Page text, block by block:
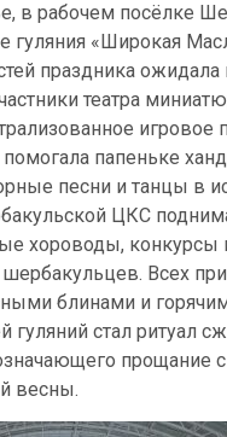
в рабочем посёлке
гуляния «Широкая
праздника
театра
игровое
папеньке
песни и танцы в
ЦКС
хороводы,
Всех
блинами и
гуляний стал ритуал
прощание с
весны.